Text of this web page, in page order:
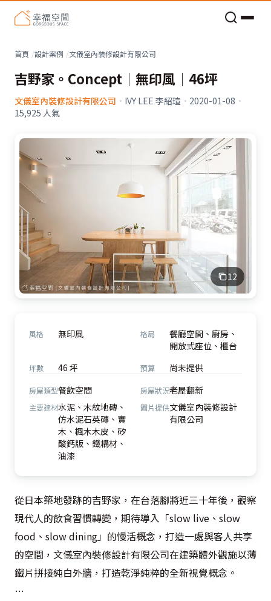
首頁 設計案例 文儀室內裝修設計有限公司
吉野家。Concept│無印風│46坪
文儀室內裝修設計有限公司 · IVY LEE 李紹瑄 · 2020-01-08 ·
15,925 人氣
12
風格 無印風 格局
餐廳空間、廚房、
開放式座位、櫃台
坪數 46 坪 預算 尚未提供
房屋類型餐飲空間 房屋狀況老屋翻新
主要建材水泥、木紋地磚、
仿水泥石英磚、實
木、楓木木皮、矽
酸鈣版、鐵構材、
油漆
圖片提供文儀室內裝修設計
有限公司
從日本築地發跡的吉野家，在台落腳將近三十年後，觀察
現代人的飲食習慣轉變，期待導入「slow live、slow
food、slow dining」的慢活概念，打造一處與客人共享
的空間，文儀室內裝修設計有限公司在建築體外觀施以薄
鐵片拼接純白外牆，打造乾淨純粹的全新視覺概念。